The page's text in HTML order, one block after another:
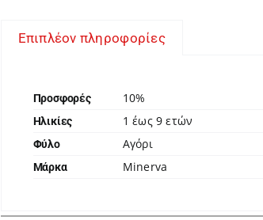
Επιπλέον πληροφορίες
Προσφορές 10%
Ηλικίες 1 έως 9 ετών
Φύλο Αγόρι
Μάρκα Minerva